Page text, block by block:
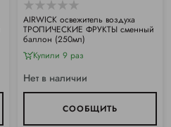
АIRWICK освежитель воздуха
ТРОПИЧЕСКИЕ ФРУКТЫ сменный
баллон (250мл)
Купили 9 раз
Нет в наличии
СООБЩИТЬ